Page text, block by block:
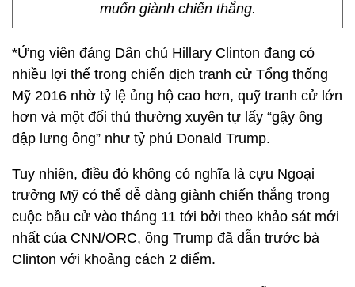
muốn giành chiến thắng.
*Ứng viên đảng Dân chủ Hillary Clinton đang có
nhiều lợi thế trong chiến dịch tranh cử Tổng thống
Mỹ 2016 nhờ tỷ lệ ủng hộ cao hơn, quỹ tranh cử lớn
hơn và một đối thủ thường xuyên tự lấy “gậy ông
đập lưng ông” như tỷ phú Donald Trump.
Tuy nhiên, điều đó không có nghĩa là cựu Ngoại
trưởng Mỹ có thể dễ dàng giành chiến thắng trong
cuộc bầu cử vào tháng 11 tới bởi theo khảo sát mới
nhất của CNN/ORC, ông Trump đã dẫn trước bà
Clinton với khoảng cách 2 điểm.